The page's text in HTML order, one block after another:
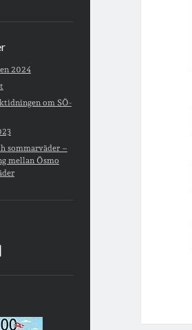
2024
om SÖ-
sommarväder –
mellan Ösmo